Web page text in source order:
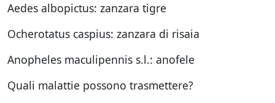
Aedes albopictus: zanzara tigre
Ocherotatus caspius: zanzara di risaia
Anopheles maculipennis s.l.: anofele
Quali malattie possono trasmettere?